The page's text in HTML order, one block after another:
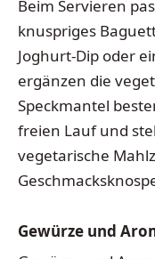
Beim Servieren
knuspriges
Joghurt-Dip oder
ergänzen die
Speckmantel
freien Lauf und
vegetarische
Gewürze und